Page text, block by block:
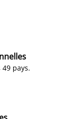
pays.